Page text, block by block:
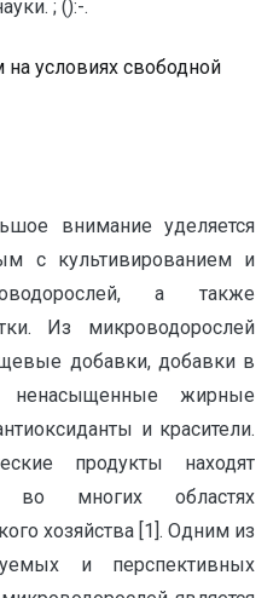
; ():-.
на условиях свободной
внимание уделяется
с культивированием и
а также
Из микроводорослей
добавки, добавки в
жирные
и красители.
продукты находят
во многих областях
хозяйства [1]. Одним из
и перспективных